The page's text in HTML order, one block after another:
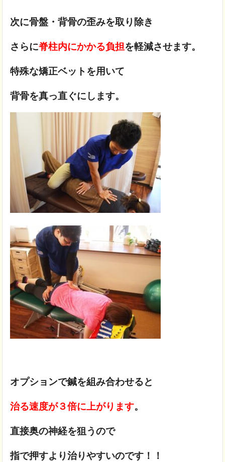
次に骨盤・背骨の歪みを取り除き
さらに脊柱内にかかる負担を軽減させます。
特殊な矯正ベットを用いて
背骨を真っ直ぐにします。
オプションで鍼を組み合わせると
治る速度が３倍に上がります。
直接奥の神経を狙うので
指で押すより治りやすいのです！！